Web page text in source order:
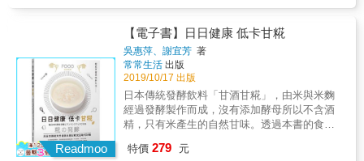
酸味,苦甜相交非常搭配。 ☉藍莓冷凍優格：混
般的口感,好吃! 【特別收錄4】水果月曆 想成為
果醬達人，熟稀水果盛產季節就是關鍵。雖然
有許多水果已經不分產季，一年四季皆可品
嚐，但仍建議購買當季的水果，香味最突出、
而且價格通常好入手。 甜蜜蜜推薦 柯亞(世界
柑橘類果醬冠軍X好食光 Keya Jam創辦人) 海
頓媽媽（料理烘焙實驗家）
時果醬 ☉微波草莓果醬：將材料靜置約30分
鐘，使用微波5分鐘，將浮沬撈取拌勻，再加熱
3分鐘，正好可以趕上早餐時間。 ☉微波蘋果
果醬：將材料靜置約30 分鐘，再使用微波2-5分
鐘，將浮沫移至碗邊，再使用勺子撈取；再次
拌勻並加熱2 分鐘，直到水分完全蒸發前，請
持續重複此步驟，總計加熱約8 分鐘。 【研究
室‧特別收錄3】果醬的甜點飲品 ☉草莓果醬的
甜點杯：將蜂蜜蛋糕、鮮奶油、果醤疊放於杯
應用， 關於香料的起源、歷史上的地理遷徙、
有趣的食材典故&hellip;等， 作者將以說香人的
角度，娓娓道來那些我們還不知道的香料故
事。 &
了解單方的屬性專長 3.掌握複方搭配的邏輯 4.
編排食譜香氣的架構 特色1）將辛香料依運用
分為3大屬性， 勾勒出料理中香氣的主配關
係。 鑽研辛香料十餘年的陳愛玲老師， 將眾多
辛香料單方歸類為辛料、香料、調味料三種角
色， 分辨它們的功能，是運用辛香料的第一
步。 ‧辛料：具有駕馭、整合眾辛香料的能力，
如胡椒、辣椒。 ‧香料：有滲透力，釋放芬芳氣
味為食物增香，如八角、南薑。 ‧調味料：發揮
Readmoo
【電子書】日日健康 低卡甘糀
吳惠萍、謝宜芳 著
常常生活 出版
2019/10/17 出版
日本傳統發酵飲料「甘酒甘糀」，由米與米麴
經過發酵製作而成，沒有添加酵母所以不含酒
精，只有米產生的自然甘味。透過本書的食
發酵提味劑完全取代糖，可從最基本的甘酒甘
特價 279 元